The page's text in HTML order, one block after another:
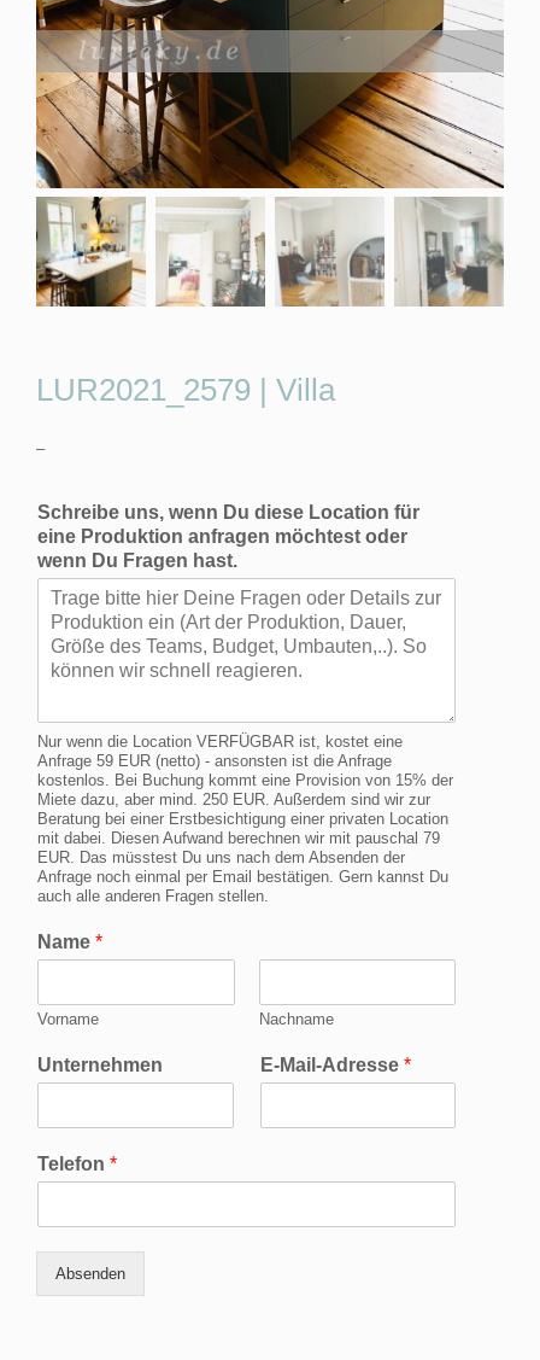
LUR2021_2579 | Villa
–
Schreibe uns, wenn Du diese Location für
eine Produktion anfragen möchtest oder
wenn Du Fragen hast.
Nur wenn die Location VERFÜGBAR ist, kostet eine
Anfrage 59 EUR (netto) - ansonsten ist die Anfrage
kostenlos. Bei Buchung kommt eine Provision von 15% der
Miete dazu, aber mind. 250 EUR. Außerdem sind wir zur
Beratung bei einer Erstbesichtigung einer privaten Location
mit dabei. Diesen Aufwand berechnen wir mit pauschal 79
EUR. Das müsstest Du uns nach dem Absenden der
Anfrage noch einmal per Email bestätigen. Gern kannst Du
auch alle anderen Fragen stellen.
Name *
Vorname Nachname
Unternehmen E-Mail-Adresse *
Telefon *
Absenden